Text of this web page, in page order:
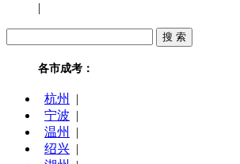
|
各市成考：
杭州
|
宁波 |
温州
|
绍兴 |